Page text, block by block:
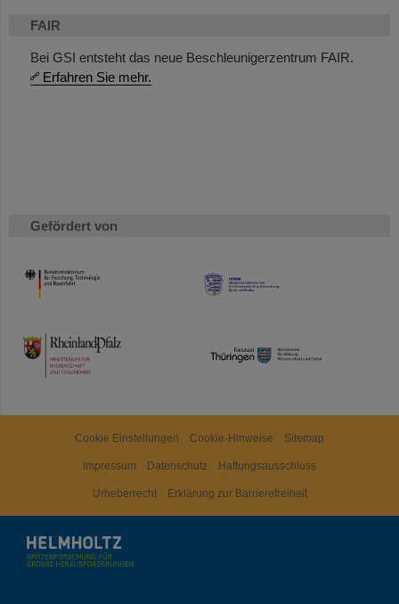
FAIR
Bei GSI entsteht das neue Beschleunigerzentrum FAIR.
Erfahren Sie mehr.
Gefördert von
HMWK
TMWWDG
Cookie Einstellungen Cookie-Hinweise Sitemap
Impressum Datenschutz Haftungsausschluss
Urheberrecht Erklärung zur Barrierefreiheit